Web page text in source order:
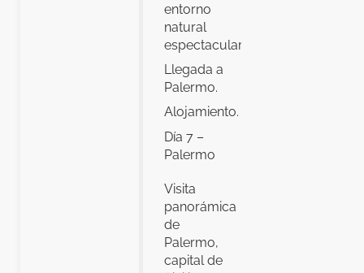
entorno
natural
espectacular.
Llegada a
Palermo.
Alojamiento.
Día 7 –
Palermo
Visita
panorámica
de
Palermo,
capital de